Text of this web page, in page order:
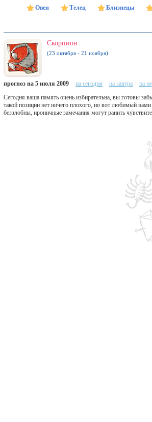
Овен Телец Близнецы
Скорпион
(23 октября - 21 ноября)
прогноз на 5 июля 2009 на сегодня на завтра на
Сегодня ваша память очень избирательна, вы готовы
такой позиции нет ничего плохого, но вот любимый
беззлобны, ироничные замечания могут ранить